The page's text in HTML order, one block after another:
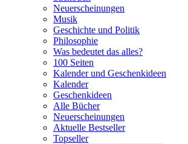
Neuerscheinungen
Musik
Geschichte und Politik
Philosophie
Was bedeutet das alles?
100 Seiten
Kalender und Geschenkideen
Kalender
Geschenkideen
Alle Bücher
Neuerscheinungen
Aktuelle Bestseller
Topseller